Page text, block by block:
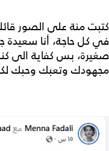
كتبت منة على الصور
في كل حاجة، أنا
صغيرة، بس كفاية
مجهودك وتعبك وحبك